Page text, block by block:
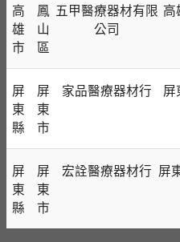
高
雄
市
鳳
山
區
五甲醫療器材有限
公司
高
屏
東
縣
屏
東
市
家品醫療器材⾏
屏
屏
東
縣
屏
東
市
宏詮醫療器材⾏ 屏